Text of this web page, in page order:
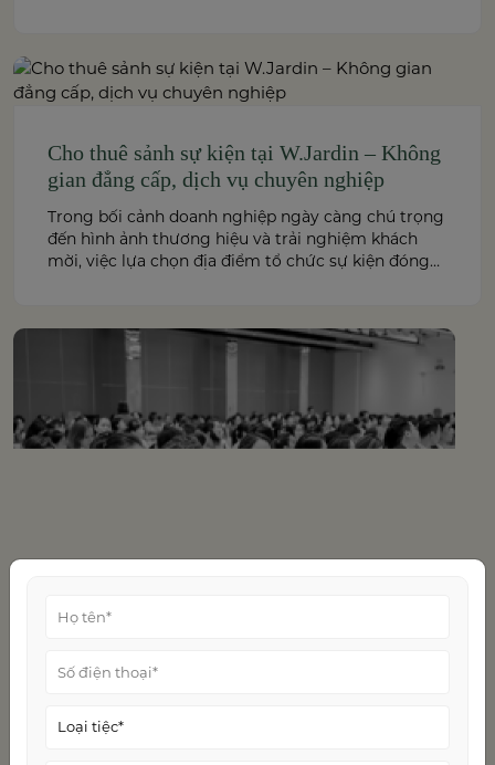
Cho thuê sảnh sự kiện tại W.Jardin – Không
gian đẳng cấp, dịch vụ chuyên nghiệp
Trong bối cảnh doanh nghiệp ngày càng chú trọng
đến hình ảnh thương hiệu và trải nghiệm khách
mời, việc lựa chọn địa điểm tổ chức sự kiện đóng
giúp sự kiện diễn ra suôn sẻ […]
Dịch vụ tổ chức hội nghị hội thảo chuyên
ảnh
Trong bối cảnh doanh nghiệp ngày càng chú trọng